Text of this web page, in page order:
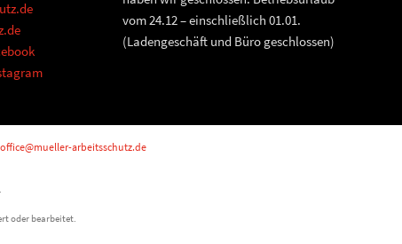
vom 24.12 – einschließlich 01.01.
(Ladengeschäft und Büro geschlossen)
arbeitsschutz.de
oder bearbeitet.